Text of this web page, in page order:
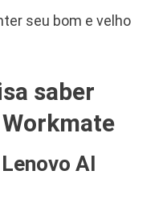
seu bom e velho
saber
AI